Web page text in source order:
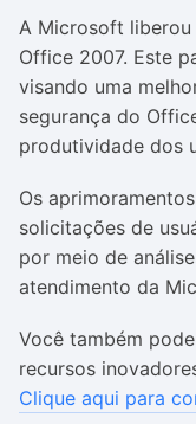
A Microsoft
Office 2007. Este
visando uma
segurança do
produtividade dos
Os
solicitações de
por meio de
atendimento da
Você também
recursos
Clique aqui para